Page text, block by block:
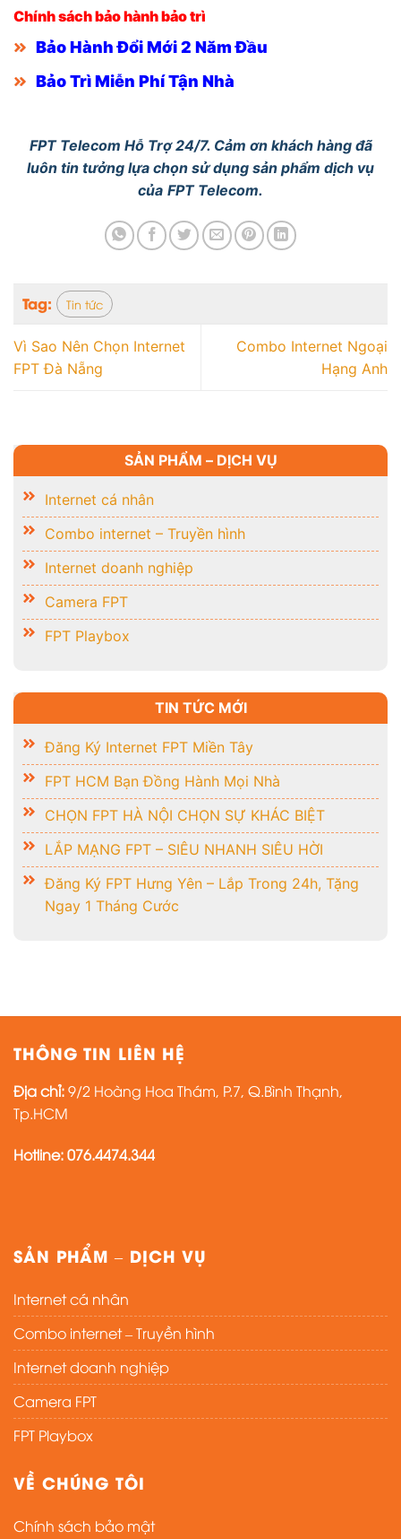
SẢN PHẨM – DỊCH VỤ
Internet cá nhân
Combo internet – Truyền hình
Internet doanh nghiệp
Camera FPT
FPT Playbox
TIN TỨC MỚI
Đăng Ký Internet FPT Miền Tây
FPT HCM Bạn Đồng Hành Mọi Nhà
CHỌN FPT HÀ NỘI CHỌN SỰ KHÁC BIỆT
LẮP MẠNG FPT – SIÊU NHANH SIÊU HỜI
Đăng Ký FPT Hưng Yên – Lắp Trong 24h, Tặng
Ngay 1 Tháng Cước
Chính sách bảo hành bảo trì
Bảo Hành Đổi Mới 2 Năm Đầu
Bảo Trì Miễn Phí Tận Nhà
FPT Telecom Hỗ Trợ 24/7. Cảm ơn khách hàng đã
luôn tin tưởng lựa chọn sử dụng sản phẩm dịch vụ
của FPT Telecom.
Tag: Tin tức
Vì Sao Nên Chọn Internet
FPT Đà Nẵng
Combo Internet Ngoại
Hạng Anh
THÔNG TIN LIÊN HỆ
Địa chỉ:9/2 Hoàng Hoa Thám, P.7, Q.Bình Thạnh,
Tp.HCM
Hotline: 076.4474.344
SẢN PHẨM – DỊCH VỤ
Internet cá nhân
Combo internet – Truyền hình
Internet doanh nghiệp
Camera FPT
FPT Playbox
VỀ CHÚNG TÔI
Chính sách bảo mật